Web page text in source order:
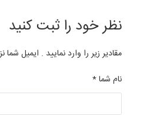
نظر خود را ثبت کنید
مقادیر زیر را وارد نمایید . ایمیل
نام شما *